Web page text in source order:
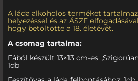
A láda alkoholos terméket
helyezéssel és az ÁSZF
hogy betöltötte a 18. életévét.
A csomag tartalma:
Fából készült 13×13 cm-es
1db